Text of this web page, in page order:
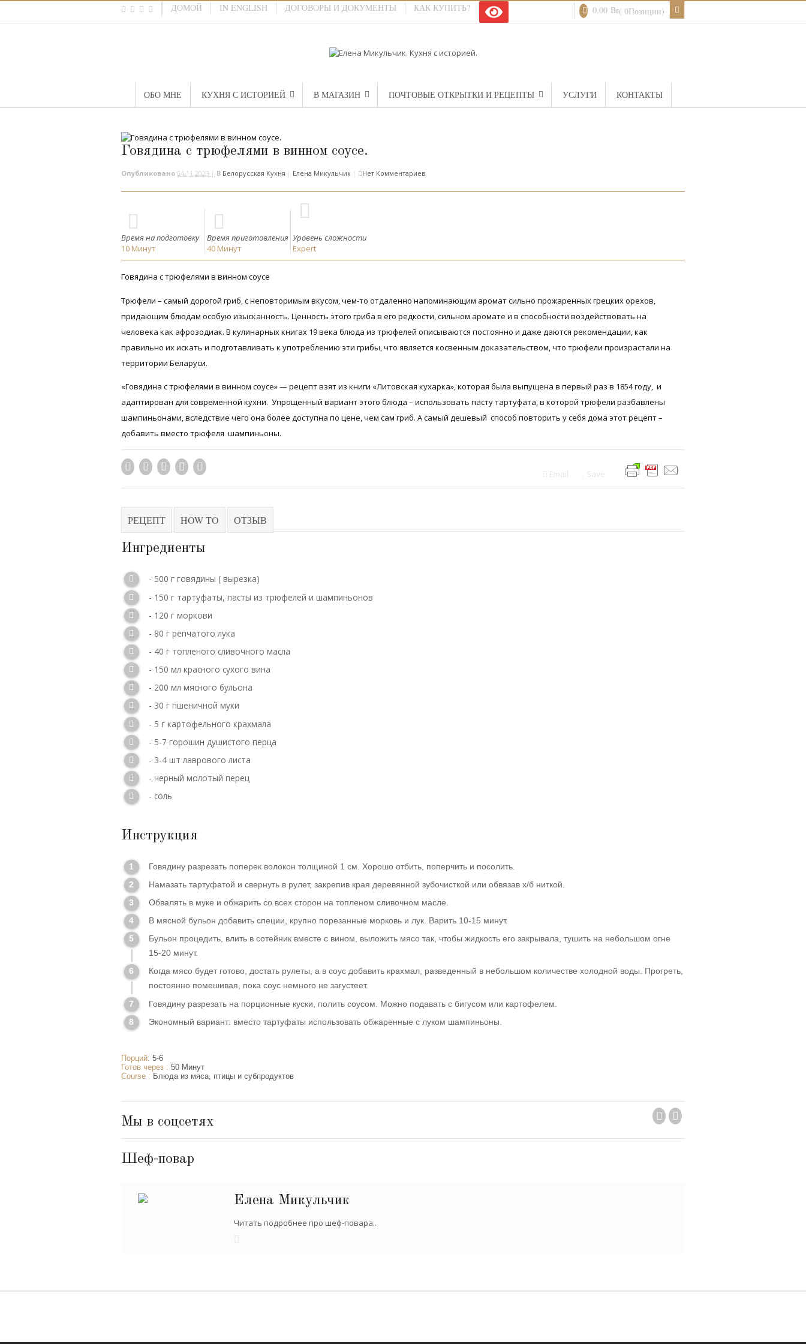
ДОМОЙ IN ENGLISH ДОГОВОРЫ И ДОКУМЕНТЫ КАК КУПИТЬ? 0.00 Br( 0Позиции)
ОБО МНЕ КУХНЯ С ИСТОРИЕЙ В МАГАЗИН ПОЧТОВЫЕ ОТКРЫТКИ И РЕЦЕПТЫ УСЛУГИ КОНТАКТЫ
Говядина с трюфелями в винном соусе.
Опубликовано 04.11.2023 | В Белорусская Кухня | Елена Микульчик | Нет Комментариев
Время на подготовку
10 Минут
Время приготовления
40 Минут
Уровень сложности
Expert
Говядина с трюфелями в винном соусе
Трюфели – самый дорогой гриб, с неповторимым вкусом, чем-то отдаленно напоминающим аромат сильно прожаренных грецких орехов,
придающим блюдам особую изысканность. Ценность этого гриба в его редкости, сильном аромате и в способности воздействовать на
человека как афрозодиак. В кулинарных книгах 19 века блюда из трюфелей описываются постоянно и даже даются рекомендации, как
правильно их искать и подготавливать к употреблению эти грибы, что является косвенным доказательством, что трюфели произрастали на
территории Беларуси.
«Говядина с трюфелями в винном соусе» — рецепт взят из книги «Литовская кухарка», которая была выпущена в первый раз в 1854 году, и
адаптирован для современной кухни. Упрощенный вариант этого блюда – использовать пасту тартуфата, в которой трюфели разбавлены
шампиньонами, вследствие чего она более доступна по цене, чем сам гриб. А самый дешевый способ повторить у себя дома этот рецепт –
добавить вместо трюфеля шампиньоны.
Email Save
РЕЦЕПТ HOW TO ОТЗЫВ
Ингредиенты
- 500 г говядины ( вырезка)
- 150 г тартуфаты, пасты из трюфелей и шампиньонов
- 120 г моркови
- 80 г репчатого лука
- 40 г топленого сливочного масла
- 150 мл красного сухого вина
- 200 мл мясного бульона
- 30 г пшеничной муки
- 5 г картофельного крахмала
- 5-7 горошин душистого перца
- 3-4 шт лаврового листа
- черный молотый перец
- соль
Инструкция
Говядину разрезать поперек волокон толщиной 1 см. Хорошо отбить, поперчить и посолить.
Намазать тартуфатой и свернуть в рулет, закрепив края деревянной зубочисткой или обвязав х/б ниткой.
Обвалять в муке и обжарить со всех сторон на топленом сливочном масле.
В мясной бульон добавить специи, крупно порезанные морковь и лук. Варить 10-15 минут.
Бульон процедить, влить в сотейник вместе с вином, выложить мясо так, чтобы жидкость его закрывала, тушить на небольшом огне
15-20 минут.
Когда мясо будет готово, достать рулеты, а в соус добавить крахмал, разведенный в небольшом количестве холодной воды. Прогреть,
постоянно помешивая, пока соус немного не загустеет.
Говядину разрезать на порционные куски, полить соусом. Можно подавать с бигусом или картофелем.
Экономный вариант: вместо тартуфаты использовать обжаренные с луком шампиньоны.
Порций: 5-6
Готов через : 50 Минут
Course : Блюда из мяса, птицы и субпродуктов
Мы в соцсетях
Шеф-повар
Елена Микульчик
Читать подробнее про шеф-повара..